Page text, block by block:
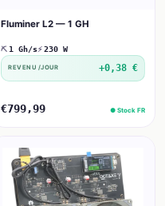
Fluminer L2 — 1 GH
⛏ 1 Gh/s⚡230 W
REVENU /JOUR +0,38 €
€799,99 ● Stock FR